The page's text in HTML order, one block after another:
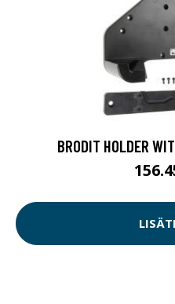
BRODIT HOLDER